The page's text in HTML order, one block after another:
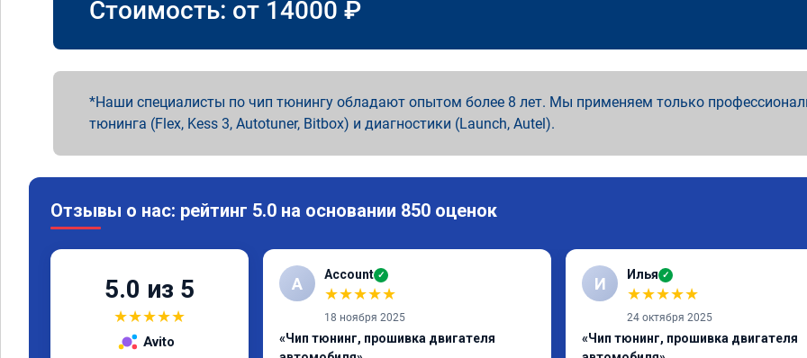
Стоимость: от 14000 ₽
Наши специалисты по чип тюнингу обладают опытом более 8 лет. Мы применяем только
тюнинга (Flex, Kess 3, Autotuner, Bitbox) и диагностики (Launch, Autel).
Отзывы о нас: рейтинг 5.0 на основании 850 оценок
5.0 из 5
★★★★★
Avito
A Account ✓
★★★★★
18 ноября 2025
«Чип тюнинг, прошивка двигателя
И Илья ✓
★★★★★
24 октября 2025
«Чип тюнинг, прошивка двигателя